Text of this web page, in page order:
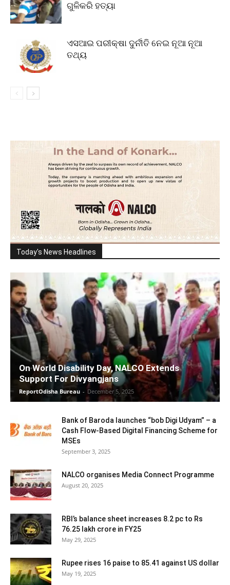
ଗୁଳିକରି ହତ୍ୟା
ଏସଆଇ ପରୀକ୍ଷା ଦୁର୍ନୀତି ନେଇ ନୂଆ ନୂଆ
ତଥ୍ୟ
Today's News Headlines
On World Disability Day, NALCO Extends
Support For Divyangjans
ReportOdisha Bureau - December 5, 2025
Bank of Baroda launches “bob Digi Udyam” – a
Cash Flow-Based Digital Financing Scheme for
MSEs
September 3, 2025
NALCO organises Media Connect Programme
August 20, 2025
RBI’s balance sheet increases 8.2 pc to Rs
76.25 lakh crore in FY25
May 29, 2025
Rupee rises 16 paise to 85.41 against US dollar
May 19, 2025